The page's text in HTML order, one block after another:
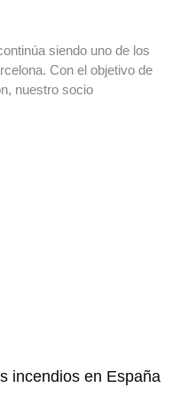
siendo uno de los
Con el objetivo de
nuestro socio
incendios en España